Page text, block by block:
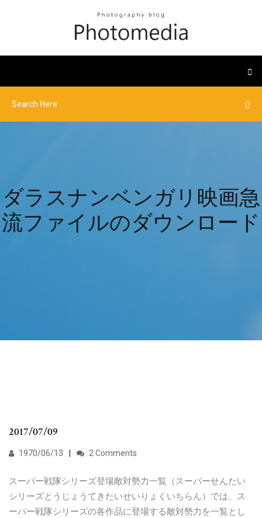
ダラスナンベンガリ映画急
流ファイルのダウンロード
2017/07/09
1970/06/13 2 Comments
スーパー戦隊シリーズ登場敵対勢力一覧（スーパーせんたい
シリーズとうじょうてきたいせいりょくいちらん）では、ス
ーパー戦隊シリーズの各作品に登場する敵対勢力を一覧とし